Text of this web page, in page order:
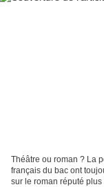
Théâtre ou roman ? La
français du bac ont
sur le roman réputé